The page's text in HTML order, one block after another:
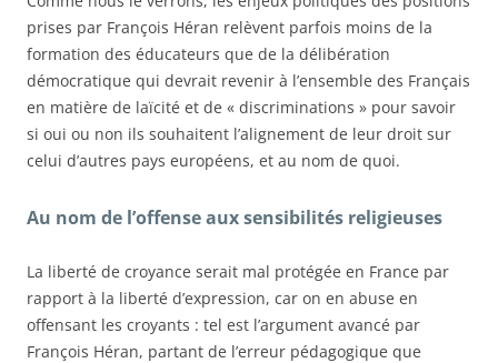
prises par François Héran relèvent parfois moins de la
formation des éducateurs que de la délibération
démocratique qui devrait revenir à l’ensemble des Français
en matière de laïcité et de « discriminations » pour savoir
si oui ou non ils souhaitent l’alignement de leur droit sur
celui d’autres pays européens, et au nom de quoi.
Au nom de l’offense aux sensibilités religieuses
La liberté de croyance serait mal protégée en France par
rapport à la liberté d’expression, car on en abuse en
offensant les croyants : tel est l’argument avancé par
François Héran, partant de l’erreur pédagogique que